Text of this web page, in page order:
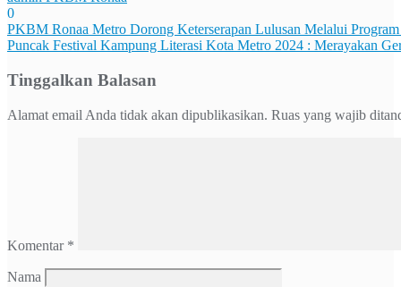
0
Navigasi
pos
PKBM Ronaa Metro Dorong Keterserapan Lulusan Melalui Program
Puncak Festival Kampung Literasi Kota Metro 2024 : Merayakan
Tinggalkan Balasan
Alamat email Anda tidak akan dipublikasikan. Ruas yang wajib
Komentar *
Nama